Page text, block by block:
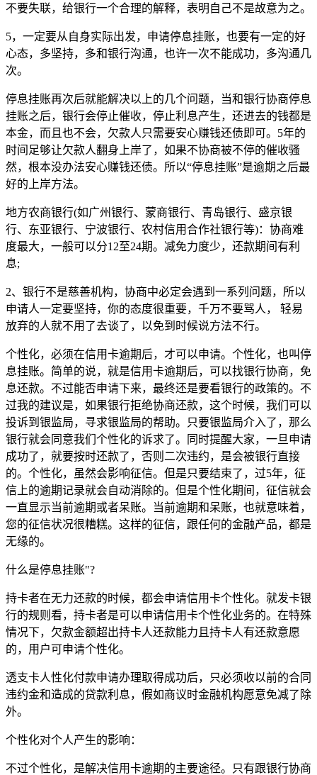
不要失联，给银行一个合理的解释，表明自己不是故意为之。
5，一定要从自身实际出发，申请停息挂账，也要有一定的好
心态，多坚持，多和银行沟通，也许一次不能成功，多沟通几
次。
停息挂账再次后就能解决以上的几个问题，当和银行协商停息
挂账之后，银行会停止催收，停止利息产生，还进去的钱都是
本金，而且也不会，欠款人只需要安心赚钱还债即可。5年的
时间足够让欠款人翻身上岸了，如果不协商被不停的催收骚
然，根本没办法安心赚钱还债。所以“停息挂账”是逾期之后最
好的上岸方法。
地方农商银行(如广州银行、蒙商银行、青岛银行、盛京银
行、东亚银行、宁波银行、农村信用合作社银行等)：协商难
度最大，一般可以分12至24期。减免力度少，还款期间有利
息;
2、银行不是慈善机构，协商中必定会遇到一系列问题，所以
申请人一定要坚持，你的态度很重要，千万不要骂人， 轻易
放弃的人就不用了去谈了，以免到时候说方法不行。
个性化，必须在信用卡逾期后，才可以申请。个性化，也叫停
息挂账。简单的说，就是信用卡逾期后，可以找银行协商，免
息还款。不过能否申请下来，最终还是要看银行的政策的。不
过我的建议是，如果银行拒绝协商还款，这个时候，我们可以
投诉到银监局，寻求银监局的帮助。只要银监局介入了，那么
银行就会同意我们个性化的诉求了。同时提醒大家，一旦申请
成功了，就要按时还款了，否则二次违约，是会被银行直接
的。个性化，虽然会影响征信。但是只要结束了，过5年，征
信上的逾期记录就会自动消除的。但是个性化期间，征信就会
一直显示当前逾期或者呆账。当前逾期和呆账，也就意味着，
您的征信状况很糟糕。这样的征信，跟任何的金融产品，都是
无缘的。
什么是停息挂账"?
持卡者在无力还款的时候，都会申请信用卡个性化。就发卡银
行的规则看，持卡者是可以申请信用卡个性化业务的。在特殊
情况下，欠款金额超出持卡人还款能力且持卡人有还款意愿
的，用户可申请个性化。
透支卡人性化付款申请办理取得成功后，只必须收以前的合同
违约金和造成的贷款利息，假如商议时金融机构愿意免减了除
外。
个性化对个人产生的影响：
不过个性化，是解决信用卡逾期的主要途径。只有跟银行协商